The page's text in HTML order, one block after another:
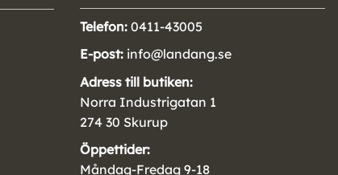
Telefon: 0411-43005
E-post: info@landang.se
Adress till butiken:
Norra Industrigatan 1
274 30 Skurup
Öppettider:
Måndag-Fredag 9-18